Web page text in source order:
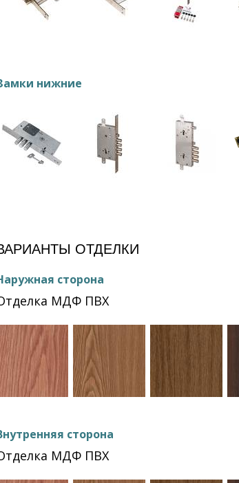
нижние
ОТДЕЛКИ
сторона
МДФ ПВХ
сторона
МДФ ПВХ